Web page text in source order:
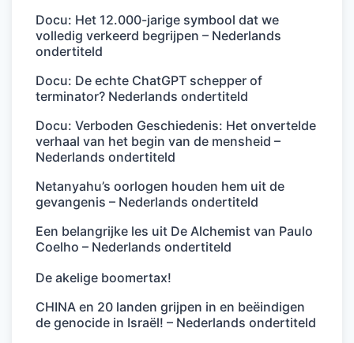
Docu: Het 12.000-jarige symbool dat we
volledig verkeerd begrijpen – Nederlands
ondertiteld
Docu: De echte ChatGPT schepper of
terminator? Nederlands ondertiteld
Docu: Verboden Geschiedenis: Het onvertelde
verhaal van het begin van de mensheid –
Nederlands ondertiteld
Netanyahu’s oorlogen houden hem uit de
gevangenis – Nederlands ondertiteld
Een belangrijke les uit De Alchemist van Paulo
Coelho – Nederlands ondertiteld
De akelige boomertax!
CHINA en 20 landen grijpen in en beëindigen
de genocide in Israël! – Nederlands ondertiteld